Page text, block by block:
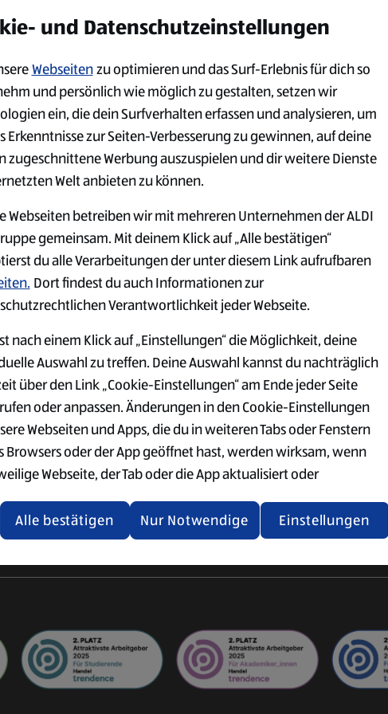
möchtest:
Logistik
JOBS IN DER
VERWALTUNG
Ausbildung im Büro
Einkauf & Qualitätswesen
Supply Chain Management
IT
Einstiegsmöglichkeiten
ARBEITGEBER ALDI
SÜD
Vorteile
Gehalt
Standorte
Bewerbung
Internationale Karriere
und Datenschutzeinstellungen
Webseitenzu optimieren und das Surf-Erlebnis für dich so
und persönlich wie möglich zu gestalten, setzen wir
ein, die dein Surfverhalten erfassen und analysieren, um
Erkenntnisse zur Seiten-Verbesserung zu gewinnen, auf deine
zugeschnittene Werbung auszuspielen und dir weitere Dienste
Welt anbieten zu können.
Webseiten betreiben wir mit mehreren Unternehmen der ALDI
gemeinsam. Mit deinem Klick auf „Alle bestätigen“
du alle Verarbeitungen der unter diesem Link aufrufbaren
Dort findest du auch Informationen zur
Verantwortlichkeit jeder Webseite.
nach einem Klick auf „Einstellungen“ die Möglichkeit, deine
Auswahl zu treffen. Deine Auswahl kannst du nachträglich
über den Link „Cookie-Einstellungen“ am Ende jeder Seite
oder anpassen. Änderungen in den Cookie-Einstellungen
Webseiten und Apps, die du in weiteren Tabs oder Fenstern
Browsers oder der App geöffnet hast, werden wirksam, wenn
Webseite, der Tab oder die App aktualisiert oder
und anschließend wieder geöffnet werden.
Informationen stellen wir dir in unserer Datenschutzerklärung
Einstellungen
Nur Notwendige
Alle bestätigen